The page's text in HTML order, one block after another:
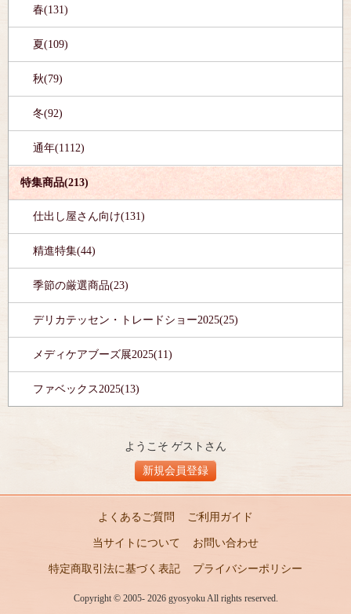
春(131)
夏(109)
秋(79)
冬(92)
通年(1112)
特集商品(213)
仕出し屋さん向け(131)
精進特集(44)
季節の厳選商品(23)
デリカテッセン・トレードショー2025(25)
メディケアブーズ展2025(11)
ファベックス2025(13)
ようこそ ゲストさん
新規会員登録
よくあるご質問 ご利用ガイド
当サイトについて お問い合わせ
特定商取引法に基づく表記 プライバシーポリシー
Copyright © 2005- 2026 gyosyoku All rights reserved.